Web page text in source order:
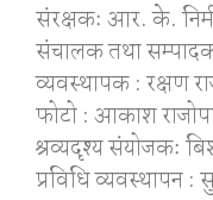
संरक्षकः आर. के.
संचालक तथा सम्पादक
व्यवस्थापक : रक्षण
फोटो : आकाश
श्रव्यदृश्य संयोजकः
प्रविधि व्यवस्थापन